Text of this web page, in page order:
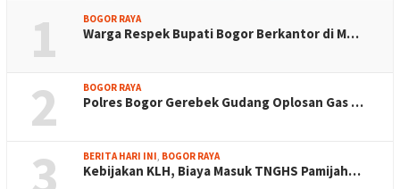
1 BOGOR RAYA
Warga Respek Bupati Bogor Berkantor di M…
2 BOGOR RAYA
Polres Bogor Gerebek Gudang Oplosan Gas …
3 BERITA HARI INI, BOGOR RAYA
Kebijakan KLH, Biaya Masuk TNGHS Pamijah…